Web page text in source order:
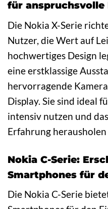
für anspruchsvolle
Die Nokia X-Serie
Nutzer, die Wert auf
hochwertiges Design
eine erstklassige
hervorragende
Display. Sie sind ideal
intensiv nutzen und
Erfahrung
Nokia C-Serie:
Smartphones für
Die Nokia C-Serie